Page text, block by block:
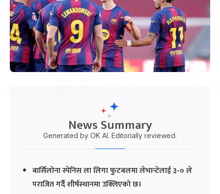
News Summary
Generated by OK AI. Editorially reviewed.
बार्सिलोना स्पेनिस ला लिगा फुटबलमा लेभान्टेलाई ३-० ले
पराजित गर्दै शीर्षस्थानमा उक्लिएको छ।